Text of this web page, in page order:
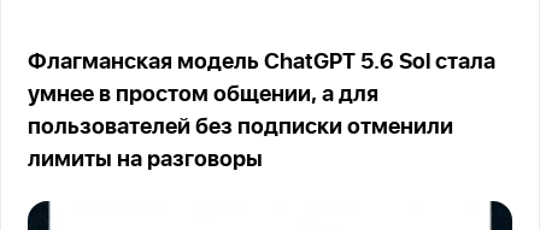
Флагманская модель ChatGPT 5.6 Sol стала
умнее в простом общении, а для
пользователей без подписки отменили
лимиты на разговоры